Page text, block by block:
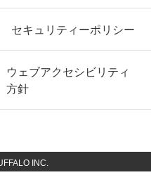
セキュリティーポリシー
ウェブアクセシビリティ
方針
INC.